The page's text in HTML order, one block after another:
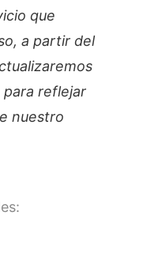
que
a partir del
reflejar
nuestro